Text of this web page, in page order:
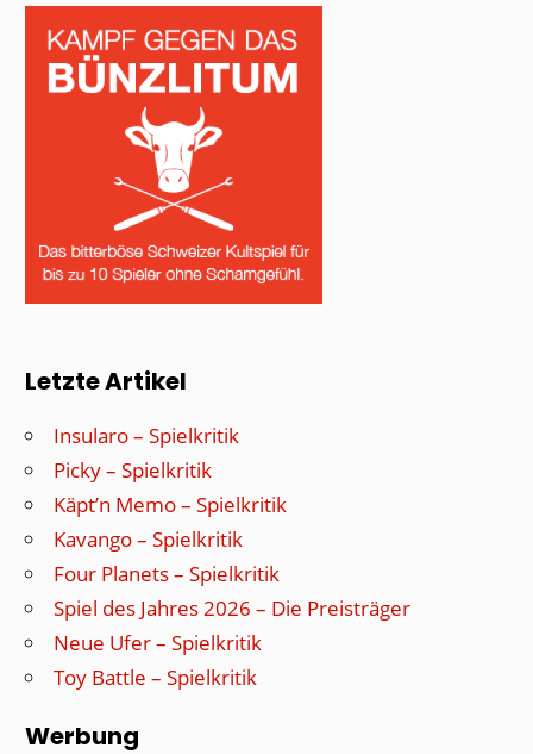
Letzte Artikel
Insularo – Spielkritik
Picky – Spielkritik
Käpt’n Memo – Spielkritik
Kavango – Spielkritik
Four Planets – Spielkritik
Spiel des Jahres 2026 – Die Preisträger
Neue Ufer – Spielkritik
Toy Battle – Spielkritik
Werbung